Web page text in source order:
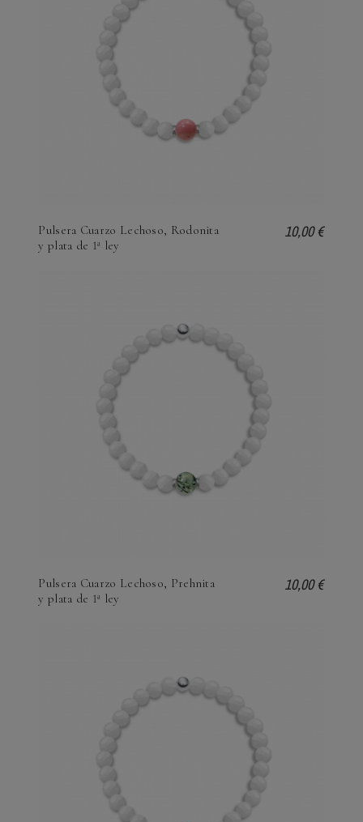
Pulsera Cuarzo Lechoso, Rodonita
y plata de 1ª ley
10,00 €
Pulsera Cuarzo Lechoso, Prehnita
y plata de 1ª ley
10,00 €